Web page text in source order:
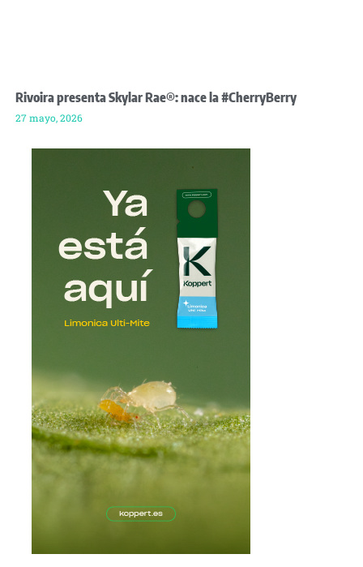
Rivoira presenta Skylar Rae®: nace la #CherryBerry
27 mayo, 2026